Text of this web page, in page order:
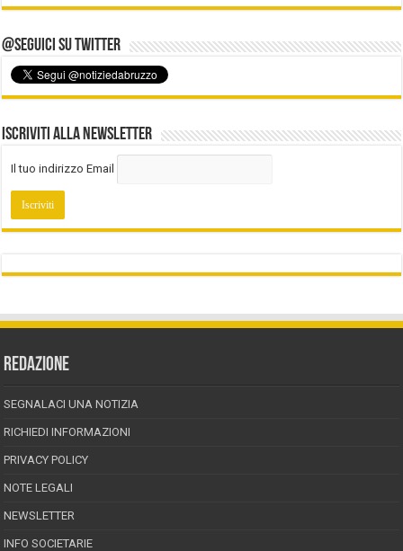
@Seguici su Twitter
Iscriviti alla Newsletter
Il tuo indirizzo Email
REDAZIONE
SEGNALACI UNA NOTIZIA
RICHIEDI INFORMAZIONI
PRIVACY POLICY
NOTE LEGALI
NEWSLETTER
INFO SOCIETARIE